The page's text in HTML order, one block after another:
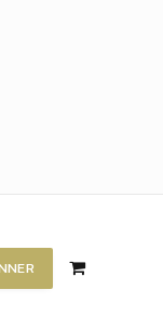
Shopping